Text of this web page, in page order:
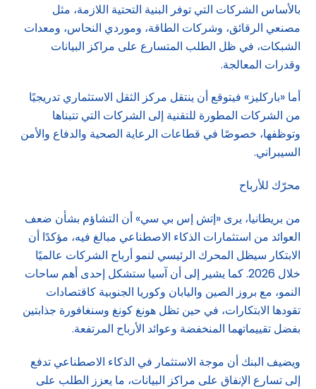
بالأساس الشركات التي توفر البنية التحتية اللازمة، مثل
مصنعي الرقائق، وشركات الطاقة، وموردي النحاس، ومعدات
الشبكات، في ظل الطلب المتسارع على مراكز البيانات
وقدرات المعالجة.
أما «باركليز» فيتوقع أن ينتقل مركز الثقل الاستثماري تدريجيًا
من الشركات المطورة للتقنية إلى الشركات التي تتبناها
وتوظفها، خصوصًا في قطاعات الرعاية الصحية والدفاع والأمن
السيبراني.
محرّك للأرباح
من بريطانيا، يرى «إتش إس بي سي» أن التشاؤم بشأن ضعف
العوائد من استثمارات الذكاء الاصطناعي مبالغ فيه، مؤكدًا أن
الابتكار سيظل المحرك الرئيسي لنمو أرباح الشركات عالميًا
خلال 2026. كما يشير إلى أن آسيا ستشكل إحدى أهم ساحات
النمو، مع بروز الصين واليابان وكوريا الجنوبية كاقتصادات
تقودها الابتكارات، في حين تظل هونغ كونغ وسنغافورة جذابتين
بفضل تقييماتهما المنخفضة وعوائد الأرباح المرتفعة.
ويضيف البنك أن موجة الاستثمار في الذكاء الاصطناعي تدفع
إلى تسارع الإنفاق على مراكز البيانات، ما يعزز الطلب على